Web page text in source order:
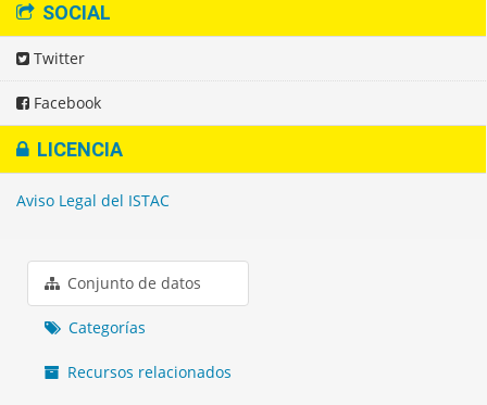
SOCIAL
Twitter
Facebook
LICENCIA
Aviso Legal del ISTAC
Conjunto de datos
Categorías
Recursos relacionados